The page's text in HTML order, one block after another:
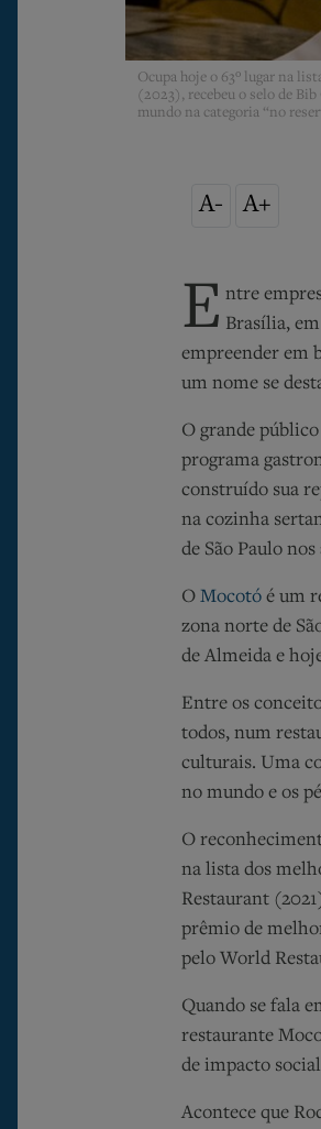
Ocupa hoje o 63º lugar na
(2023), recebeu o selo de
mundo na categoria “no
A- A+
E ntre
Brasília,
empreender em
um nome se
O grande
programa
construído sua
na cozinha
de São Paulo nos
O Mocotó é um
zona norte de
de Almeida e
Entre os
todos, num
culturais. Uma
no mundo e os
O
na lista dos
Restaurant
prêmio de
pelo World
Quando se fala
restaurante
de impacto
Acontece que